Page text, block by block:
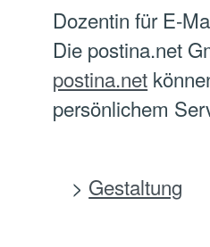
Dozentin für E-
Die postina.net
postina.net
persönlichem
Gestaltung